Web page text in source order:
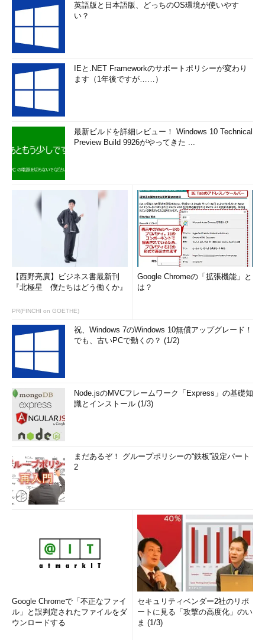
英語版と日本語版、どっちのOS環境が使いやす
い？
IEと.NET Frameworkのサポートポリシーが変わり
ます（1年後ですが……）
最新ビルドを詳細レビュー！ Windows 10 Technical
Preview Build 9926がやってきた ...
【西野亮廣】ビジネス書最新刊
『北極星 僕たちはどう働くか』
PR(FINCHI on GOETHE)
Google Chromeの「拡張機能」と
は？
祝、Windows 7のWindows 10無償アップグレード！
でも、古いPCで動くの？ (1/2)
Node.jsのMVCフレームワーク「Express」の基礎知
識とインストール (1/3)
まだあるぞ！ グループポリシーの“鉄板”設定パート
2
Google Chromeで「不正なファイ
ル」と誤判定されたファイルをダ
ウンロードする
セキュリティベンダー2社のリポ
ートに見る「攻撃の高度化」のい
ま (1/3)